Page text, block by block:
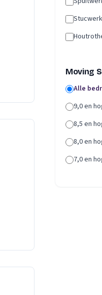
Stucwerk
Moving
Alle
9,0 en
8,5 en
8,0 en
7,0 en